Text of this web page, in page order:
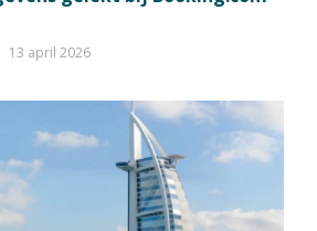
13 april 2026